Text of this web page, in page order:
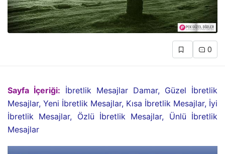
0
Sayfa İçeriği: İbretlik Mesajlar Damar, Güzel İbretlik
Mesajlar, Yeni İbretlik Mesajlar, Kısa İbretlik Mesajlar, İyi
İbretlik Mesajlar, Özlü İbretlik Mesajlar, Ünlü İbretlik
Mesajlar